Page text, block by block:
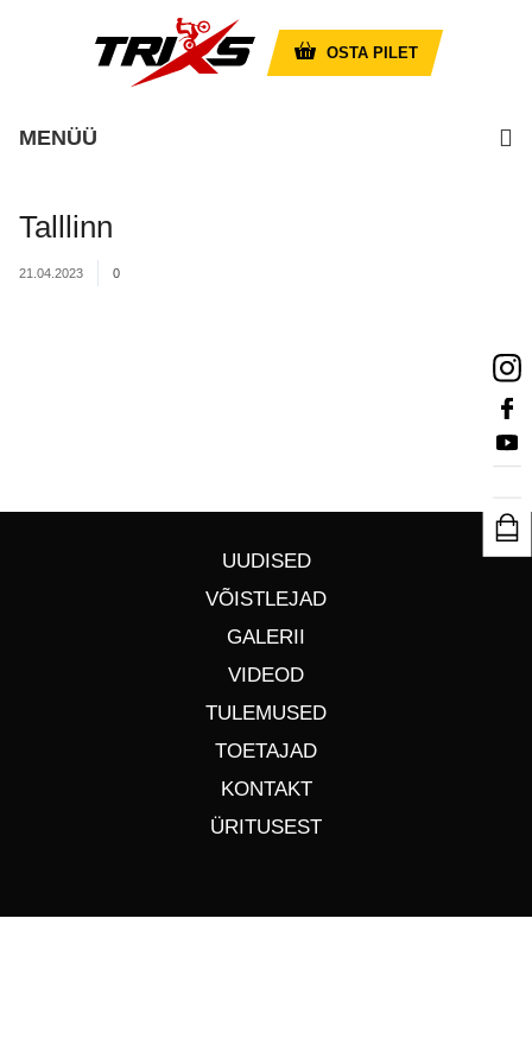
OSTA PILET
MENÜÜ
Talllinn
21.04.2023 0
UUDISED
VÕISTLEJAD
GALERII
VIDEOD
TULEMUSED
TOETAJAD
KONTAKT
ÜRITUSEST